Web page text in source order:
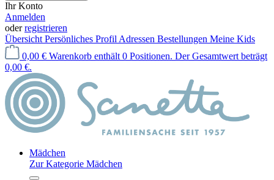
Ihr Konto
Anmelden
oderregistrieren
Übersicht Persönliches Profil Adressen Bestellungen Meine Kids
0,00 € Warenkorb enthält 0 Positionen. Der Gesamtwert beträgt
0,00 €.
Mädchen
Zur Kategorie Mädchen